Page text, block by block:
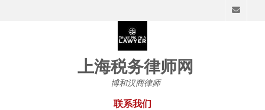
上海税务律师网
博和汉商律师
联系我们